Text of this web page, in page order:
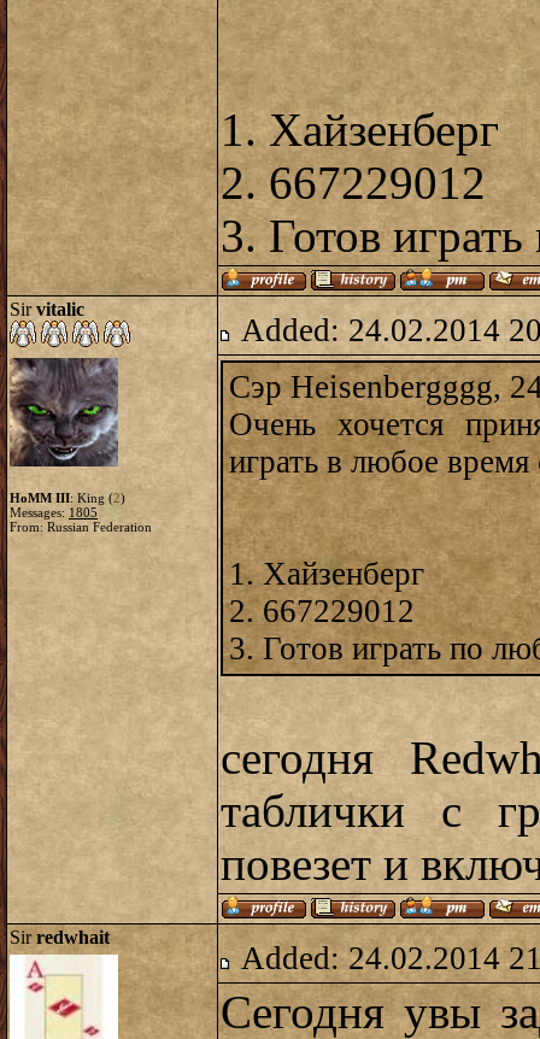
1. Хайзенберг
2. 667229012
3. Готов
Sirvitalic
HoMM III: King (2)
Messages: 1805
From: Russian Federation
Added: 24.02.2014
Сэр Heisenbergggg,
Очень хочется
играть в любое
1. Хайзенберг
2. 667229012
3. Готов играть по
сегодня
таблички с
повезет и
Sirredwhait
Added: 24.02.2014
Сегодня увы